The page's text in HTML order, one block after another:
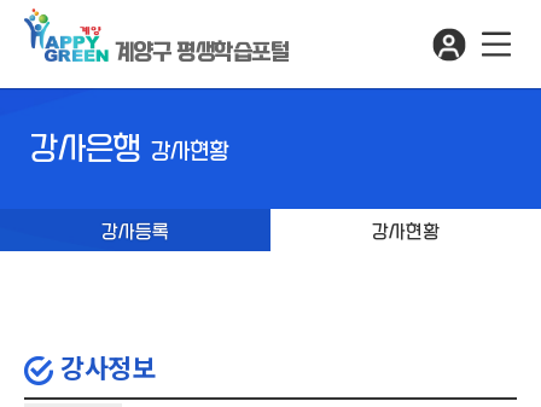
계양구 평생학습포털
강사은행 강사현황
강사등록 강사현황
강사정보